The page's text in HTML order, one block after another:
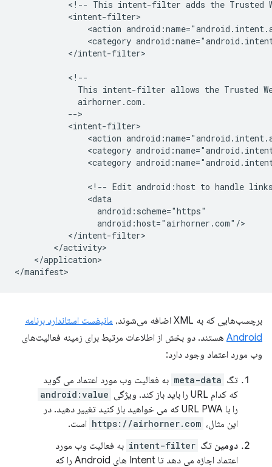
<!-- This intent-filter adds the Trusted
<action
<category
</intent-filter>
This intent-filter allows the Trusted
<action
<category
<category
<!-- Edit android:host to handle
</application>
برچسب‌هایی که به XML اضافه می‌شوند،
مانیفست استاندارد برنامه
Android هستند. دو بخش از اطلاعات مرتبط برای زمینه فعالیت‌های
وب مورد اعتماد وجود دارد:
تگ meta-data به فعالیت وب مورد اعتماد می گوید
که کدام URL را باید باز کند. ویژگی
android:value
را با URL PWA که می خواهید باز کنید تغییر دهید. در
این مثال، https://airhorner.com است.
دومین تگ intent-filter به فعالیت وب مورد
اعتماد اجازه می دهد تا Intent های Android را که